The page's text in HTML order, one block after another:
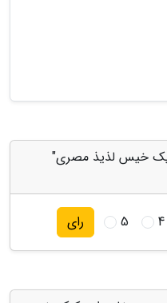
کیک خیس لذیذ مصری"
4
5 رای